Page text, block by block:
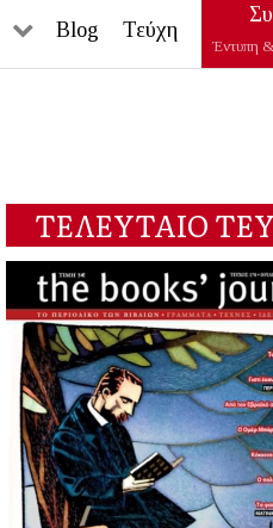
Blog Τεύχη
Έντυπη
ΤΕΛΕΥΤΑΙΟ